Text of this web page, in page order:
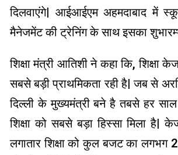
दिलवाएंगे| आईआईएम अहमदाबाद में
मैनेजमेंट की ट्रेनिंग के साथ इसका
शिक्षा मंत्री आतिशी ने कहा कि, शिक्षा
सबसे बड़ी प्राथमिकता रही है| जब से
दिल्ली के मुख्यमंत्री बने है तबसे हर
शिक्षा को सबसे बड़ा हिस्सा मिला है|
लगातार शिक्षा को कुल बजट का लगभग